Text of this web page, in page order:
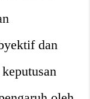
dan